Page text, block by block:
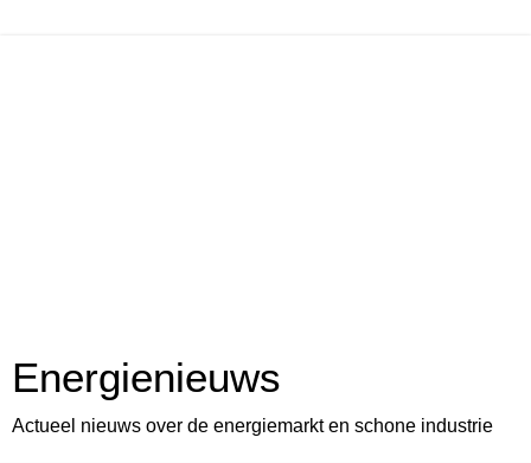
Energienieuws
Actueel nieuws over de energiemarkt en schone industrie